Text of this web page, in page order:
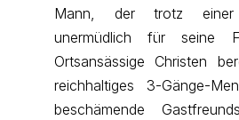
Mann, der trotz einer
unermüdlich für seine
Ortsansässige Christen
reichhaltiges 3-Gänge-
beschämende